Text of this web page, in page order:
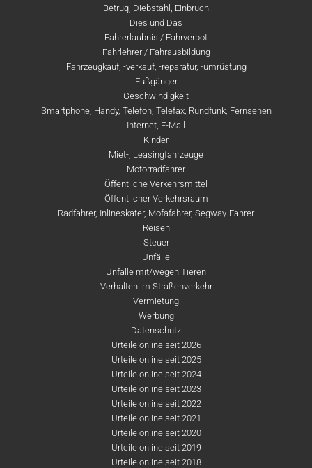
Betrug, Diebstahl, Einbruch
Dies und Das
Fahrerlaubnis / Fahrverbot
Fahrlehrer / Fahrausbildung
Fahrzeugkauf, -verkauf, -reparatur, -umrüstung
Fußgänger
Geschwindigkeit
Smartphone, Handy, Telefon, Telefax, Rundfunk, Fernsehen
Internet, E-Mail
Kinder
Miet-, Leasingfahrzeuge
Motorradfahrer
Öffentliche Verkehrsmittel
Öffentlicher Verkehrsraum
Radfahrer, Inlineskater, Mofafahrer, Segway-Fahrer
Reisen
Steuer
Unfälle
Unfälle mit/wegen Tieren
Verhalten im Straßenverkehr
Vermietung
Werbung
Datenschutz
Urteile online seit 2026
Urteile online seit 2025
Urteile online seit 2024
Urteile online seit 2023
Urteile online seit 2022
Urteile online seit 2021
Urteile online seit 2020
Urteile online seit 2019
Urteile online seit 2018